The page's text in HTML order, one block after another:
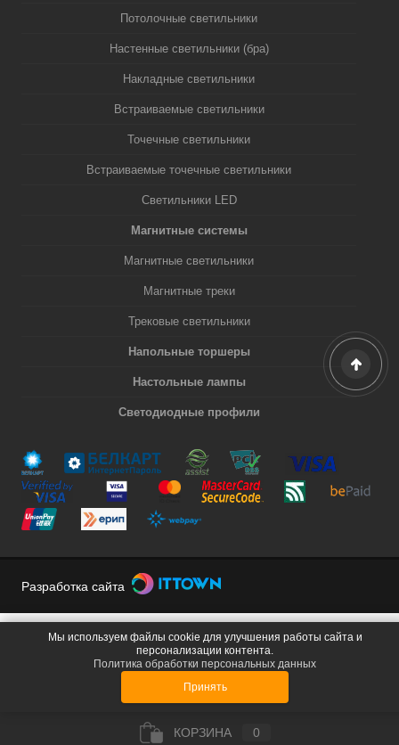
Потолочные светильники
Настенные светильники (бра)
Накладные светильники
Встраиваемые светильники
Точечные светильники
Встраиваемые точечные светильники
Светильники LED
Магнитные системы
Магнитные светильники
Магнитные треки
Трековые светильники
Напольные торшеры
Настольные лампы
Светодиодные профили
Разработка сайта
КОРЗИНА 0
Мы используем файлы cookie для улучшения работы сайта и
персонализации контента.
Политика обработки персональных данных
Принять